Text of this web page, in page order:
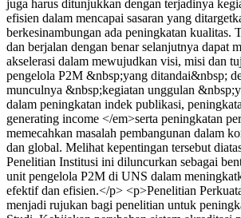
juga harus ditunjukkan dengan terjadinya
efisien dalam mencapai sasaran yang
berkesinambungan ada peningkatan kualitas.
dan berjalan dengan benar selanjutnya dapat
akselerasi dalam mewujudkan visi, misi dan
pengelola P2M &nbsp;yang ditandai&nbsp;
munculnya &nbsp;kegiatan unggulan
dalam peningkatan indek publikasi,
generating income </em>serta peningkatan
memecahkan masalah pembangunan dalam
dan global. Melihat kepentingan tersebut
Penelitian Institusi ini diluncurkan sebagai
unit pengelola P2M di UNS dalam
efektif dan efisien.</p> <p>Penelitian
menjadi rujukan bagi penelitian untuk